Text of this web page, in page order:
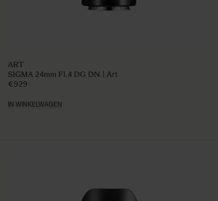
ART
SIGMA 24mm F1.4 DG DN | Art
€929
IN WINKELWAGEN